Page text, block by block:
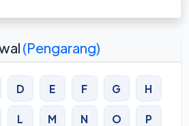
(Pengarang)
D E F G H
L M N O P